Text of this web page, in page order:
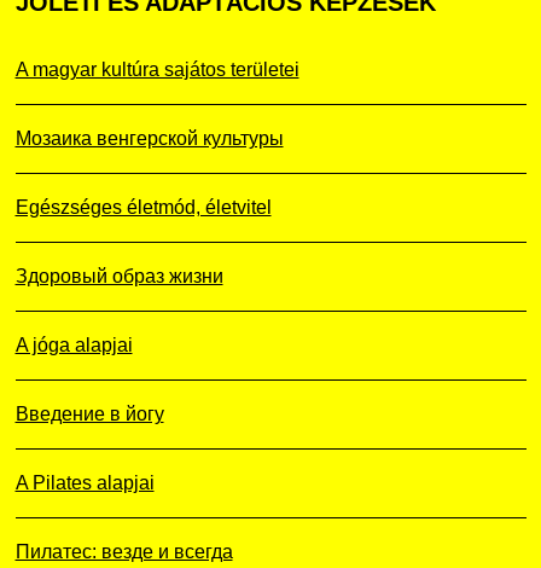
A magyar kultúra sajátos területei
Мозаика венгерской культуры
Egészséges életmód, életvitel
Здоровый образ жизни
A jóga alapjai
Введение в йогу
A Pilates alapjai
Пилатес: везде и всегда